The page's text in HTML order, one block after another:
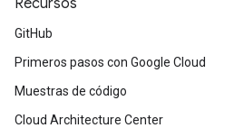
Recursos
GitHub
Primeros pasos con Google Cloud
Muestras de código
Cloud Architecture Center